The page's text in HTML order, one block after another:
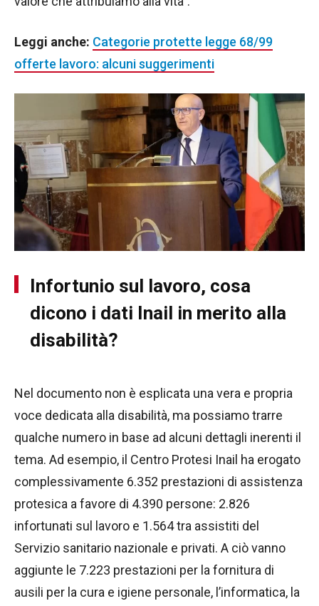
Leggi anche: Categorie protette legge 68/99
offerte lavoro: alcuni suggerimenti
Infortunio sul lavoro, cosa
dicono i dati Inail in merito alla
disabilità?
Nel documento non è esplicata una vera e propria
voce dedicata alla disabilità, ma possiamo trarre
qualche numero in base ad alcuni dettagli inerenti il
tema. Ad esempio, il Centro Protesi Inail ha erogato
complessivamente 6.352 prestazioni di assistenza
protesica a favore di 4.390 persone: 2.826
infortunati sul lavoro e 1.564 tra assistiti del
Servizio sanitario nazionale e privati. A ciò vanno
aggiunte le 7.223 prestazioni per la fornitura di
ausili per la cura e igiene personale, l’informatica, la